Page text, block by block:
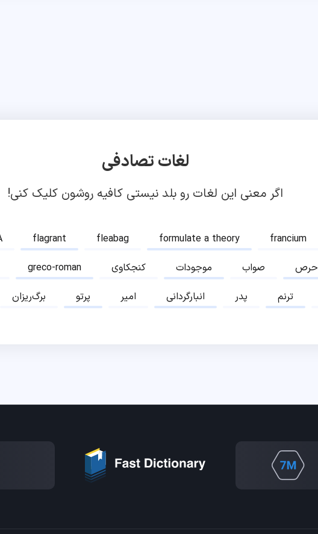
لغات تصادفی
اگر معنی این لغات رو بلد نیستی کافیه روشون کلیک کنی!
flagrant fleabag formulate a theory francium
greco-roman کنجکاوی موجودات صواب حرص
برگ‌ریزان پرتو امیر انبارگردانی پدر ترنم